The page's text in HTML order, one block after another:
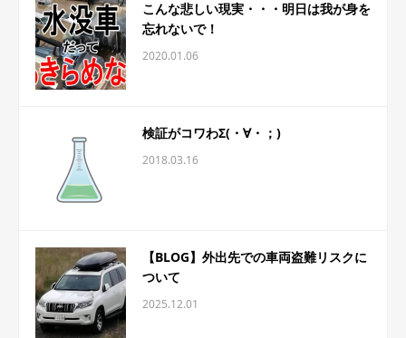
こんな悲しい現実・・・明日は我が身を
忘れないで！
2020.01.06
検証がコワわΣ(・∀・；)
2018.03.16
【BLOG】外出先での車両盗難リスクに
ついて
2025.12.01